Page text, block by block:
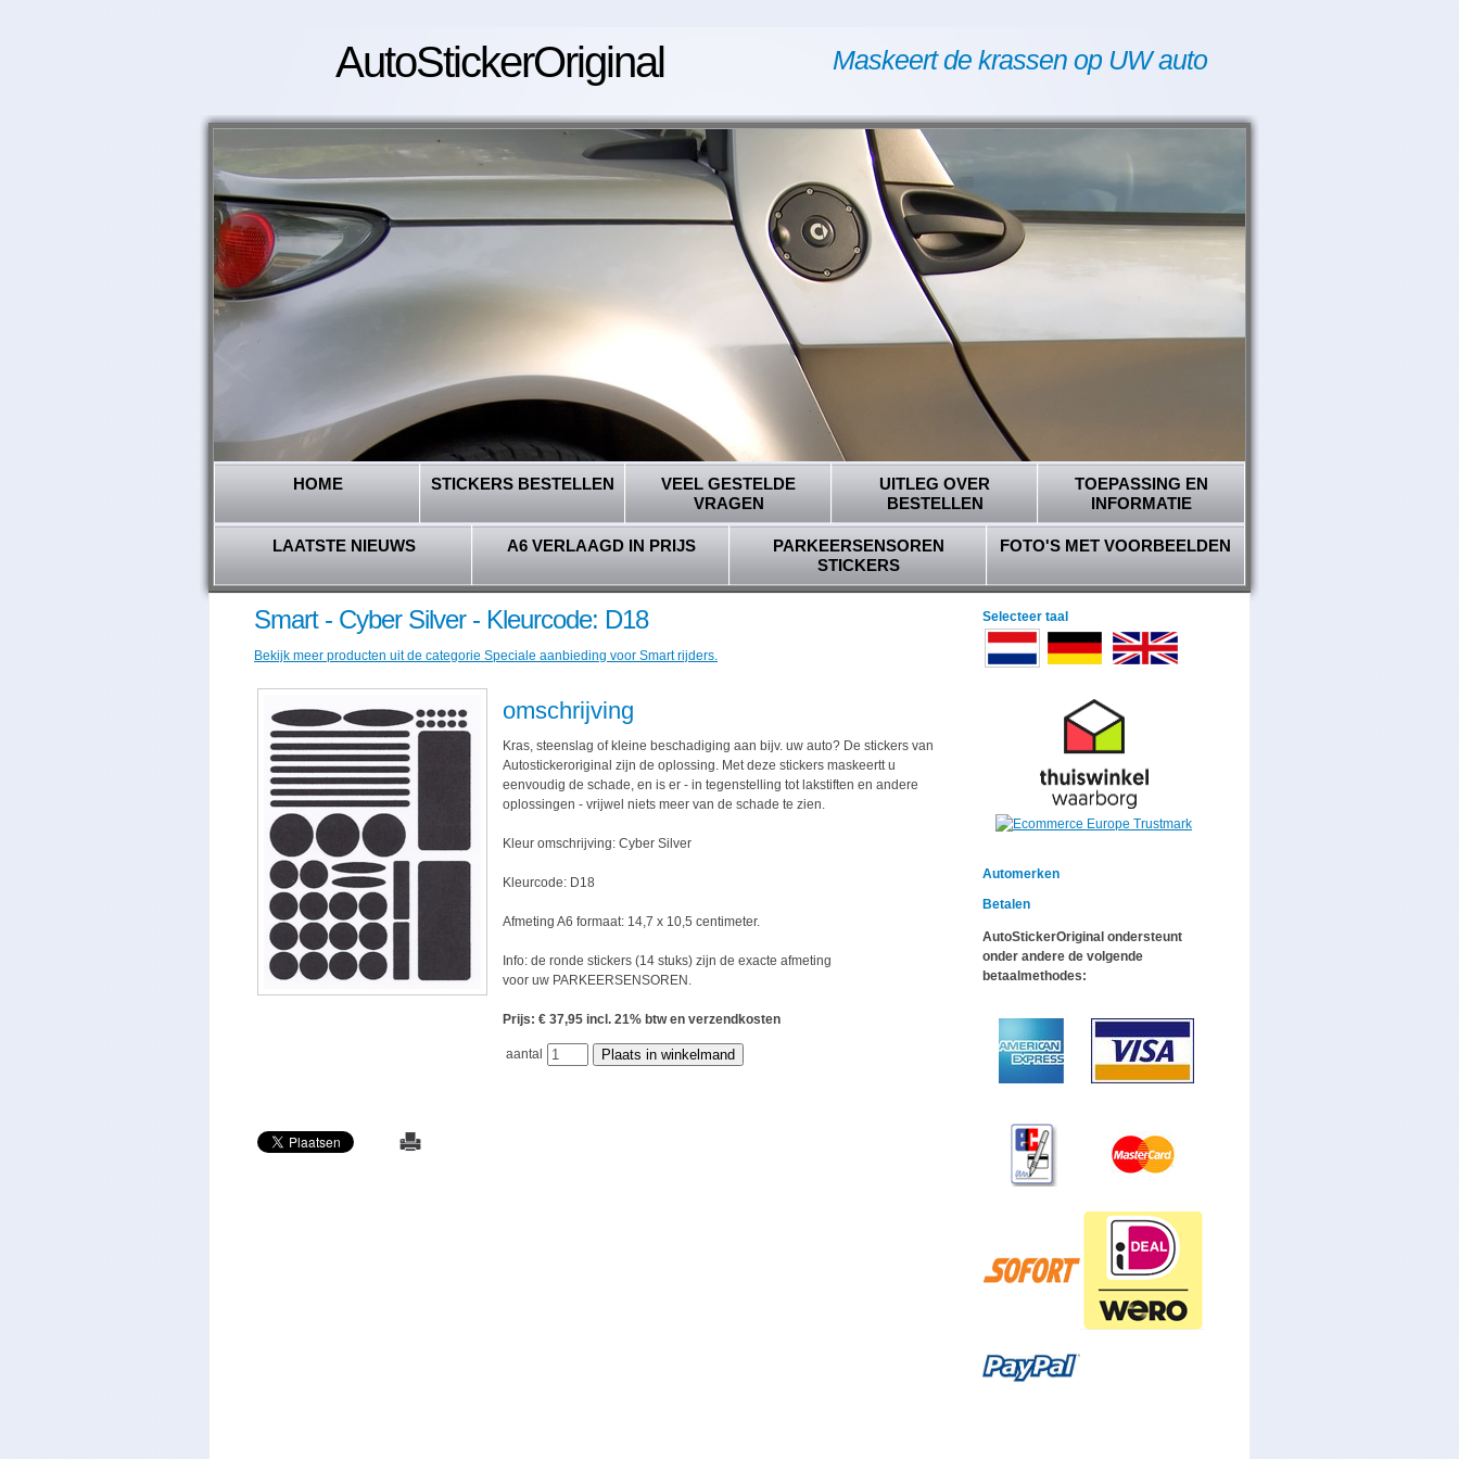
AutoStickerOriginal Maskeert de krassen op UW auto
HOME STICKERS BESTELLEN
VEEL GESTELDE
VRAGEN
UITLEG OVER
BESTELLEN
TOEPASSING EN
INFORMATIE
LAATSTE NIEUWS A6 VERLAAGD IN PRIJS
PARKEERSENSOREN
STICKERS
FOTO'S MET VOORBEELDEN
Smart - Cyber Silver - Kleurcode: D18
Bekijk meer producten uit de categorie Speciale aanbieding voor Smart rijders.
omschrijving
Kras, steenslag of kleine beschadiging aan bijv. uw auto? De stickers van
Autostickeroriginal zijn de oplossing. Met deze stickers maskeertt u
eenvoudig de schade, en is er - in tegenstelling tot lakstiften en andere
oplossingen - vrijwel niets meer van de schade te zien.
Kleur omschrijving: Cyber Silver
Kleurcode: D18
Afmeting A6 formaat: 14,7 x 10,5 centimeter.
Info: de ronde stickers (14 stuks) zijn de exacte afmeting
voor uw PARKEERSENSOREN.
Prijs: € 37,95 incl. 21% btw en verzendkosten
aantal
Selecteer taal
Automerken
Betalen
AutoStickerOriginal ondersteunt
onder andere de volgende
betaalmethodes: